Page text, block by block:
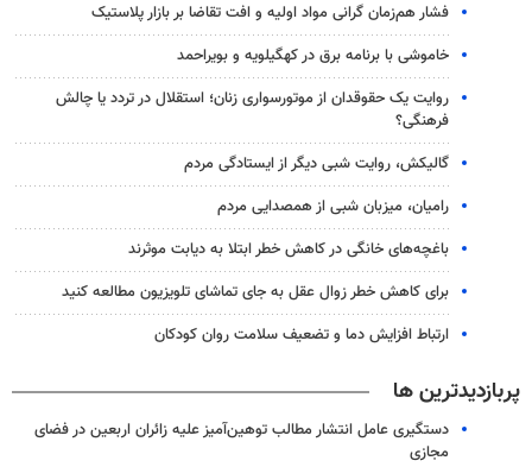
فشار هم‌زمان گرانی مواد اولیه و افت تقاضا بر بازار پلاستیک
خاموشی با برنامه برق در کهگیلویه و بویراحمد
روایت یک حقوقدان از موتورسواری زنان؛ استقلال در تردد یا چالش
فرهنگی؟
گالیکش، روایت شبی دیگر از ایستادگی مردم
رامیان، میزبان شبی از همصدایی مردم
باغچه‌های خانگی در کاهش خطر ابتلا به دیابت موثرند
برای کاهش خطر زوال عقل به جای تماشای تلویزیون مطالعه کنید
ارتباط افزایش دما و تضعیف سلامت روان کودکان
پربازدیدترین ها
دستگیری عامل انتشار مطالب توهین‌آمیز علیه زائران اربعین در فضای
مجازی